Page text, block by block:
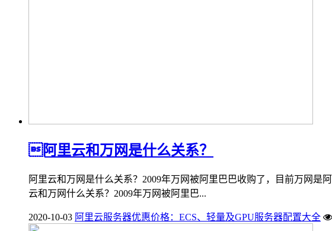
阿里云和万网是什么关系？
阿里云和万网是什么关系？2009年万网被阿里巴巴收购了，目前万网
云和万网什么关系？2009年万网被阿里巴...
2020-10-03 阿里云服务器优惠价格：ECS、轻量及GPU服务器配置大全